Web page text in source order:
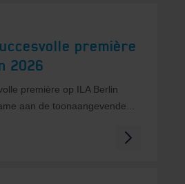
première
2026
première op ILA Berlin
aan de toonaangevende...